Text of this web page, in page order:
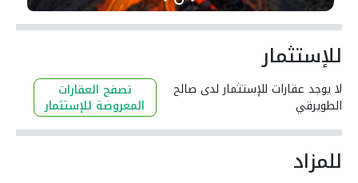
للإستثمار
لا يوجد عقارات للإستثمار لدى صالح
الطويرقي
تصفح العقارات
المعروضة للإستثمار
للمزاد